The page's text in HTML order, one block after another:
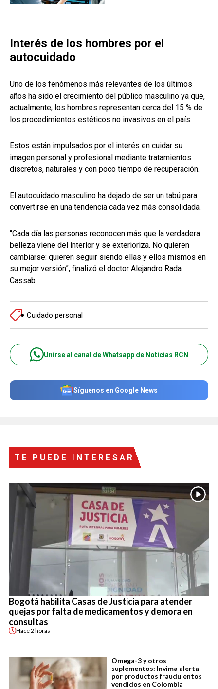
Interés de los hombres por el
autocuidado
Uno de los fenómenos más relevantes de los últimos
años ha sido el crecimiento del público masculino ya que,
actualmente, los hombres representan cerca del 15 % de
los procedimientos estéticos no invasivos en el país.
Estos están impulsados por el interés en cuidar su
imagen personal y profesional mediante tratamientos
discretos, naturales y con poco tiempo de recuperación.
El autocuidado masculino ha dejado de ser un tabú para
convertirse en una tendencia cada vez más consolidada.
“Cada día las personas reconocen más que la verdadera
belleza viene del interior y se exterioriza. No quieren
cambiarse: quieren seguir siendo ellas y ellos mismos en
su mejor versión”, finalizó el doctor Alejandro Rada
Cassab.
Cuidado personal
Unirse al canal de Whatsapp de Noticias RCN
Síguenos en Google News
TE PUEDE INTERESAR
Bogotá habilita Casas de Justicia para atender
quejas por falta de medicamentos y demora en
consultas
Hace2 horas
Omega-3 y otros
suplementos: Invima alerta
por productos fraudulentos
vendidos en Colombia